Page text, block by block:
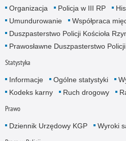
Organizacja
Policja w III RP
Umundurowanie
Współpraca
Duszpasterstwo Policji Kościoła
Prawosławne Duszpasterstwo Policji
Statystyka
Informacje Ogólne statystyki
Kodeks karny
Ruch drogowy
Prawo
Dziennik Urzędowy KGP Wyroki